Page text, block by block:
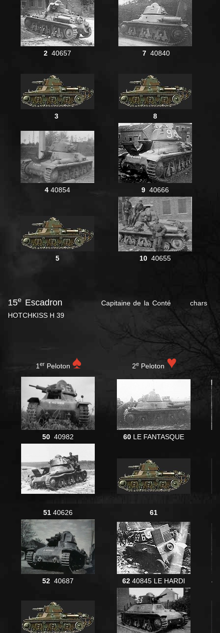
2 40657 740840
3 8
4 40854 9 40666
5 1040655
15e Escadron Capitaine de la Conté chars
HOTCHKISS H 39
1 er Peloton ♠ 2e Peloton ♥
50 40982 60 LE FANTASQUE
5140626 61
52 40687 62 40845 LE HARDI